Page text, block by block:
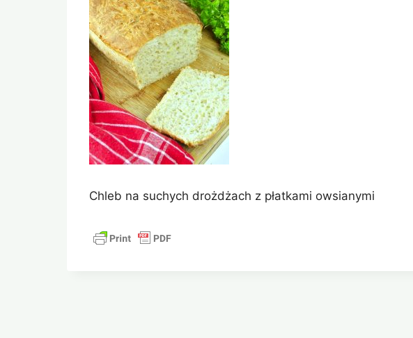
Chleb na suchych drożdżach z płatkami owsianymi